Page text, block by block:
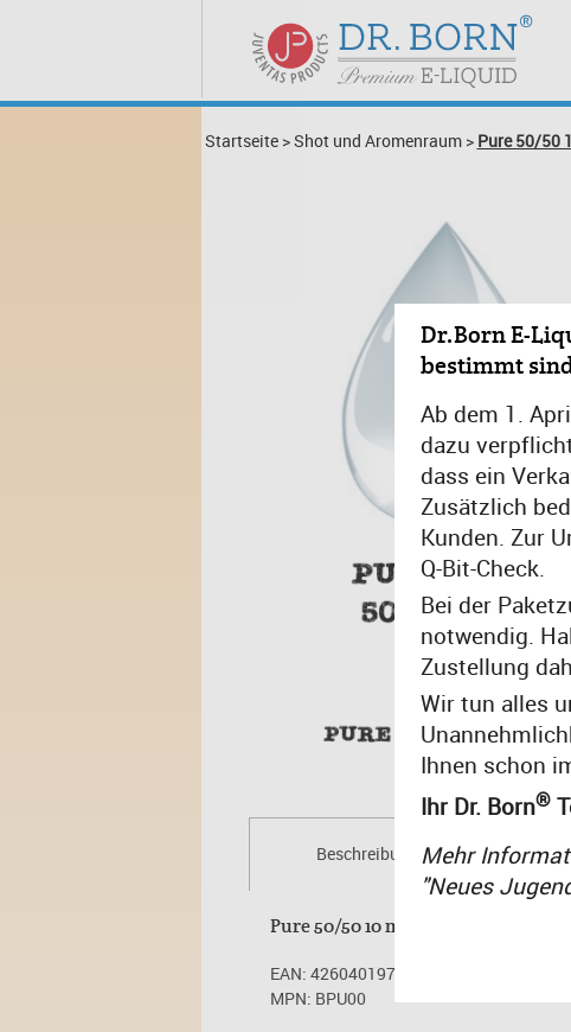
Startseite >Shot und Aromenraum > Pure 50/50
Beschreibung
Pure 50/50 10 ml Nikotinfrei
EAN: 4260401973129
MPN: BPU00
Dr.Born E-
bestimmt
Ab dem 1.
dazu
dass ein
Zusätzlich
Kunden. Zur
Q-Bit-Check.
Bei der
notwendig.
Zustellung
Wir tun alles
Ihnen schon
Ihr Dr. Born®
Mehr
"Neues